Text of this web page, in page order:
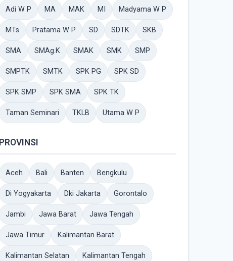
Adi W P MA MAK MI Madyama W P
MTs Pratama W P SD SDTK SKB
SMA SMAg.K SMAK SMK SMP
SMPTK SMTK SPK PG SPK SD
SPK SMP SPK SMA SPK TK
Taman Seminari TKLB Utama W P
PROVINSI
Aceh Bali Banten Bengkulu
Di Yogyakarta Dki Jakarta Gorontalo
Jambi Jawa Barat Jawa Tengah
Jawa Timur Kalimantan Barat
Kalimantan Selatan Kalimantan Tengah